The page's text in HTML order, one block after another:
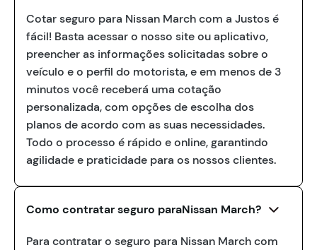
Cotar seguro para Nissan March com a Justos é
fácil! Basta acessar o nosso site ou aplicativo,
preencher as informações solicitadas sobre o
veículo e o perfil do motorista, e em menos de 3
minutos você receberá uma cotação
personalizada, com opções de escolha dos
planos de acordo com as suas necessidades.
Todo o processo é rápido e online, garantindo
agilidade e praticidade para os nossos clientes.
Como contratar seguro paraNissan March?
Para contratar o seguro para Nissan March com